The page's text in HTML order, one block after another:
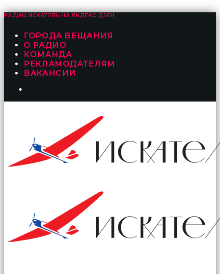
РАДИО ИСКАТЕЛЬ НА ЯНДЕКС ДЗЕН
ГОРОДА ВЕЩАНИЯ
О РАДИО
КОМАНДА
РЕКЛАМОДАТЕЛЯМ
ВАКАНСИИ